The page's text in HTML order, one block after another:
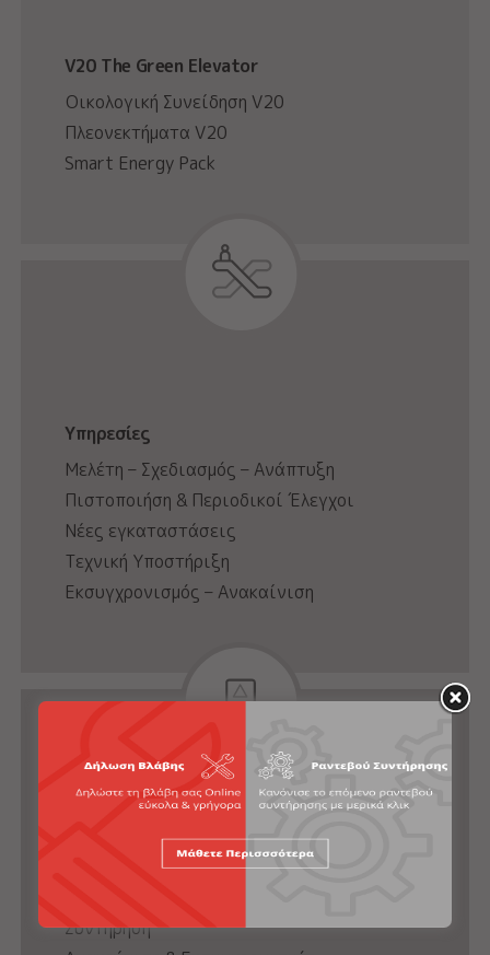
V20 The Green Elevator
Οικολογική Συνείδηση V20
Πλεονεκτήματα V20
Smart Energy Pack
Υπηρεσίες
Μελέτη – Σχεδιασμός – Ανάπτυξη
Πιστοποιήση & Περιοδικοί Έλεγχοι
Νέες εγκαταστάσεις
Τεχνική Υποστήριξη
Εκσυγχρονισμός – Ανακαίνιση
Συντήρηση